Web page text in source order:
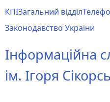
до
основного
КПІЗагальний відділ
Законодавство України
Інформаційна
ім. Ігоря